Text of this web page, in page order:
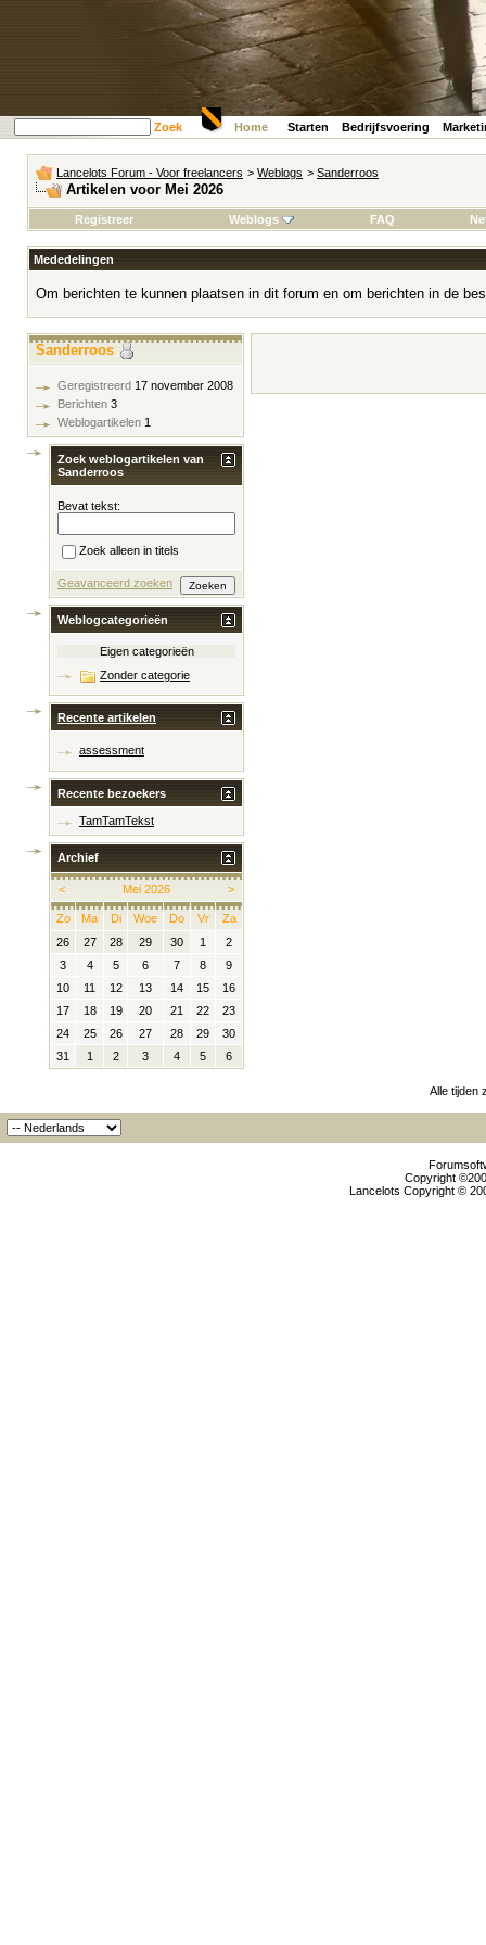
Zoek Home Starten Bedrijfsvoering
Lancelots Forum - Voor freelancers > Weblogs > Sanderroos
Artikelen voor Mei 2026
Registreer Weblogs FAQ
Mededelingen
Om berichten te kunnen plaatsen in dit forum en om berichten in de
Sanderroos
Geregistreerd 17 november 2008
Berichten 3
Weblogartikelen 1
Zoek weblogartikelen van
Sanderroos
Bevat tekst:
Zoek alleen in titels
Geavanceerd zoeken
Weblogcategorieën
Eigen categorieën
Zonder categorie
Recente artikelen
assessment
Recente bezoekers
TamTamTekst
Archief
< >
Mei 2026
Zo Ma Di Woe Do Vr
Za
26
27 28 29 30 1
2
3
4 5 6 7 8
9
10
11 12 13 14 15
16
17
18 19 20 21 22
23
24
25 26 27 28 29
30
31
1 2 3 4 5 6
Alle tijden
Copyright
Lancelots Copyright ©